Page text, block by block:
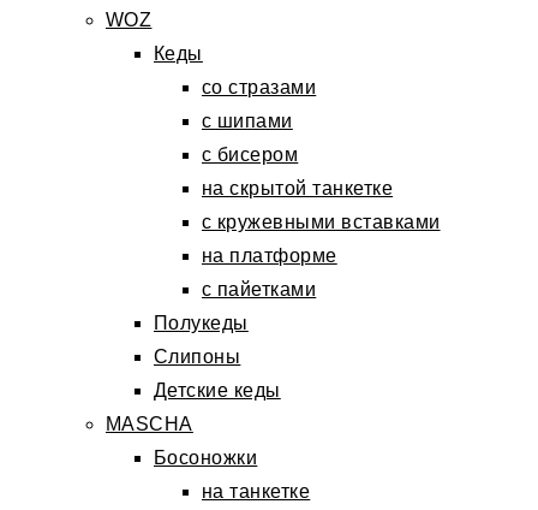
WOZ
Кеды
со стразами
с шипами
с бисером
на скрытой танкетке
с кружевными вставками
на платформе
с пайетками
Полукеды
Слипоны
Детские кеды
MASCHA
Босоножки
на танкетке